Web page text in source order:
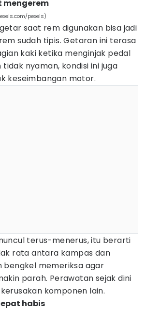
mengerem
pexels)
saat rem digunakan bisa jadi
sudah tipis. Getaran ini terasa
kaki ketika menginjak pedal
tidak nyaman, kondisi ini juga
keseimbangan motor.
terus-menerus, itu berarti
rata antara kampas dan
bengkel memeriksa agar
parah. Perawatan sejak dini
komponen lain.
habis